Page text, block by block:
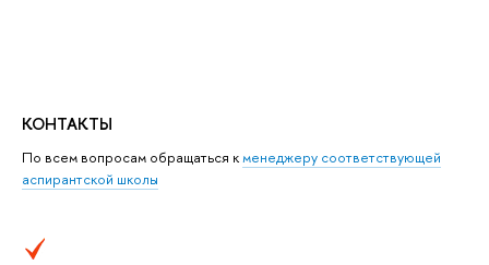
КОНТАКТЫ
По всем вопросам обращаться кменеджеру соответствующей
аспирантской школы